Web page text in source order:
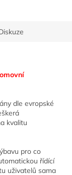
dle evropské
kvalitu
pro co
řídící
uživatelů sama